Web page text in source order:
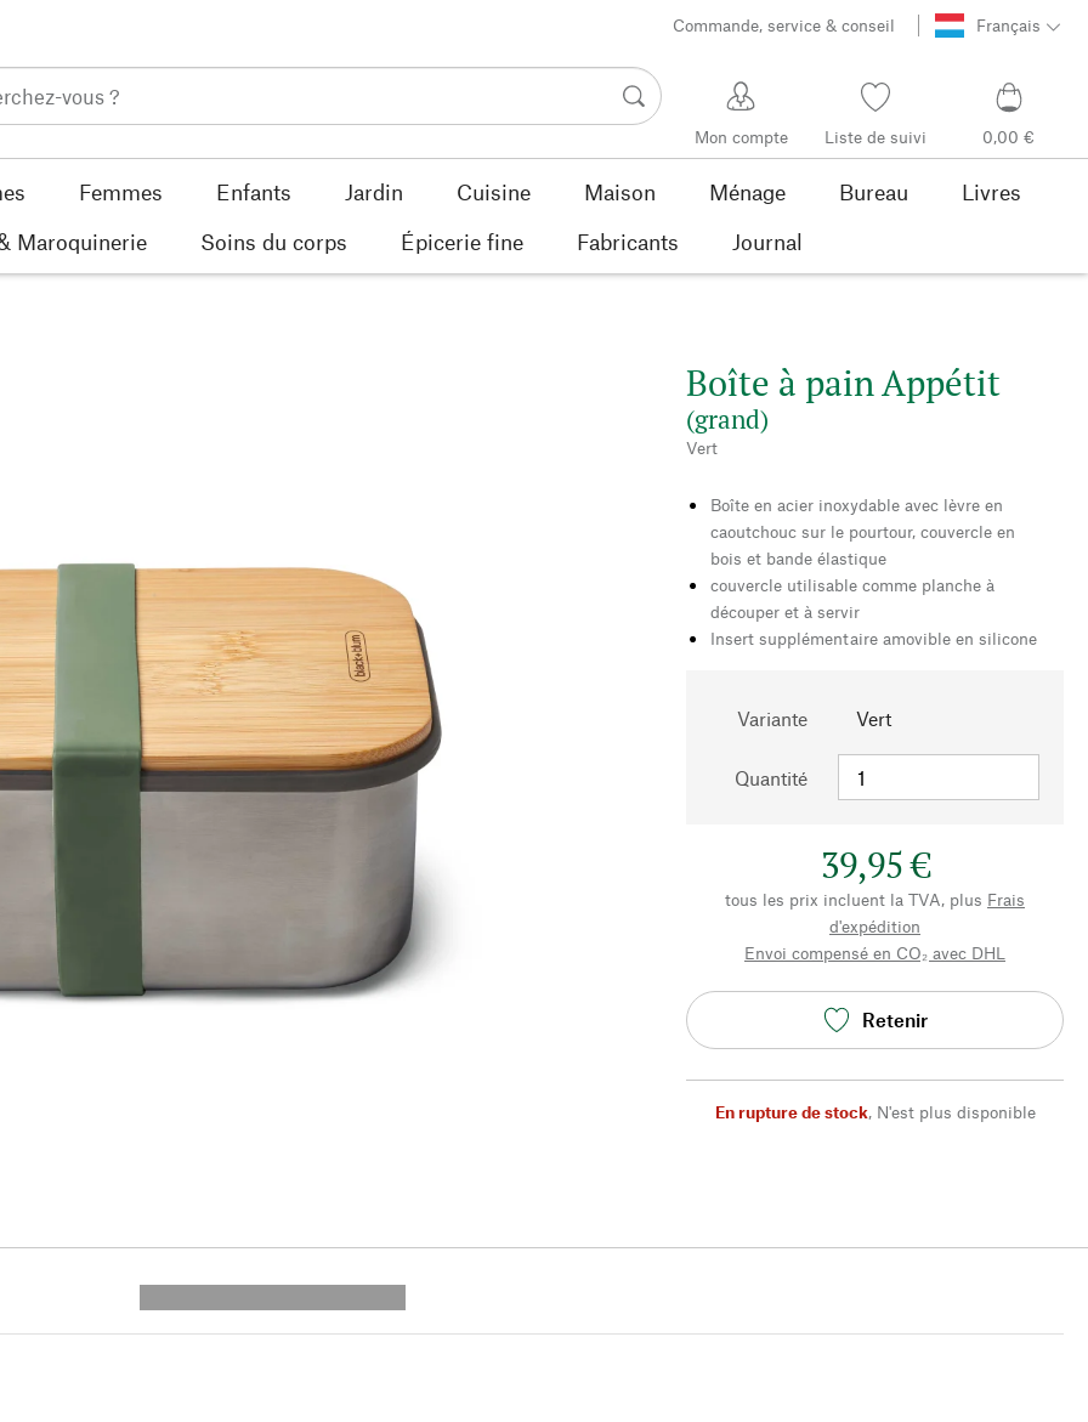
Commande, service & conseil Français
Mon compte Liste de suivi 0,00 €
Femmes Enfants Jardin Cuisine Maison Ménage Bureau
Livres
Maroquinerie Soins du corps Épicerie fine Fabricants Journal
Boîte à pain Appétit
(grand)
Vert
Boîte en acier inoxydable avec lèvre en
caoutchouc sur le pourtour, couvercle en
bois et bande élastique
couvercle utilisable comme planche à
découper et à servir
Insert supplémentaire amovible en silicone
Variante Vert
Quantité
39,95 €
tous les prix incluent la TVA, plus Frais
d'expédition
Envoi compensé en CO₂ avec DHL
Retenir
En rupture de stock, N'est plus disponible